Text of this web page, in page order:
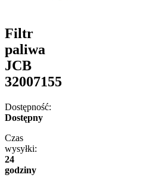
Filtr
paliwa
JCB
32007155
Dostępność:
Dostępny
Czas
wysyłki:
24
godziny